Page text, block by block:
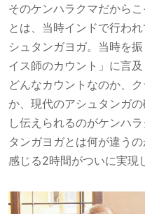
そのケンハラクマだから
とは、当時インドで行わ
シュタンガヨガ。当時を
イス師のカウント」に言
どんなカウントなのか、
か、現代のアシュタンガ
し伝えられるのがケンハ
タンガヨガとは何が違う
感じる2時間がついに実現